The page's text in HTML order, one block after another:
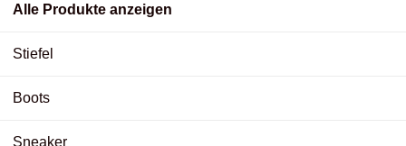
Alle Produkte anzeigen
Stiefel
Boots
Sneaker